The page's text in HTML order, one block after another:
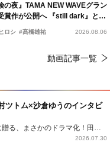
の夜』TAMA NEW WAVEグラン
賞作が公開へ 『still dark』と同
決定
ロシ #髙橋雄祐 2026.08.06
動画記事一覧
ツトム×沙倉ゆうのインタビ
『侍タイムスリッパー』ファンに贈る、まさかのドラマ化！田村ツトム×沙倉ゆうのが語る『心配無用ノ介』撮影秘話
2026.07.30